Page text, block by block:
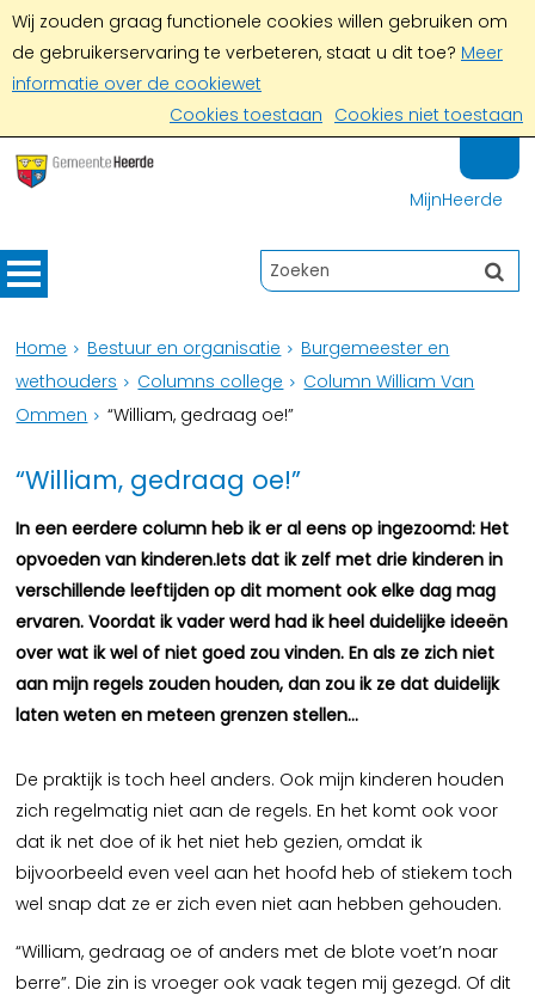
Wij zouden graag functionele cookies willen gebruiken om
de gebruikerservaring te verbeteren, staat u dit toe? Meer
informatie over de cookiewet
Cookies toestaan Cookies niet toestaan
MijnHeerde
Home Bestuur en organisatie
Burgemeester en
wethouders
Columns college
Column William Van
Ommen
“William, gedraag oe!”
“William, gedraag oe!”
In een eerdere column heb ik er al eens op ingezoomd: Het
opvoeden van kinderen.Iets dat ik zelf met drie kinderen in
verschillende leeftijden op dit moment ook elke dag mag
ervaren. Voordat ik vader werd had ik heel duidelijke ideeën
over wat ik wel of niet goed zou vinden. En als ze zich niet
aan mijn regels zouden houden, dan zou ik ze dat duidelijk
laten weten en meteen grenzen stellen…
De praktijk is toch heel anders. Ook mijn kinderen houden
zich regelmatig niet aan de regels. En het komt ook voor
dat ik net doe of ik het niet heb gezien, omdat ik
bijvoorbeeld even veel aan het hoofd heb of stiekem toch
wel snap dat ze er zich even niet aan hebben gehouden.
“William, gedraag oe of anders met de blote voet’n noar
berre”. Die zin is vroeger ook vaak tegen mij gezegd. Of dit